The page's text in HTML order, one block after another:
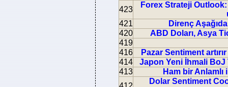
423
Forex Strateji
421
Direnç
420
ABD Doları, Asya
419
416
Pazar Sentiment
414
Japon Yeni İhmali BoJ
413
Ham bir
Dolar Sentiment